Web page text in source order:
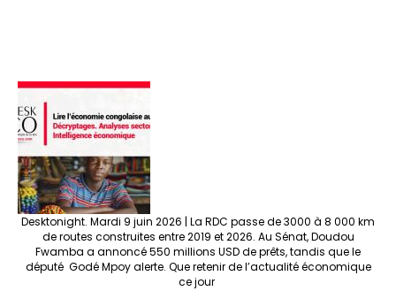
Desktonight. Mardi 9 juin 2026 | La RDC passe de 3000 à 8 000 km
de routes construites entre 2019 et 2026. Au Sénat, Doudou
Fwamba a annoncé 550 millions USD de prêts, tandis que le
député Godé Mpoy alerte. Que retenir de l’actualité économique
ce jour